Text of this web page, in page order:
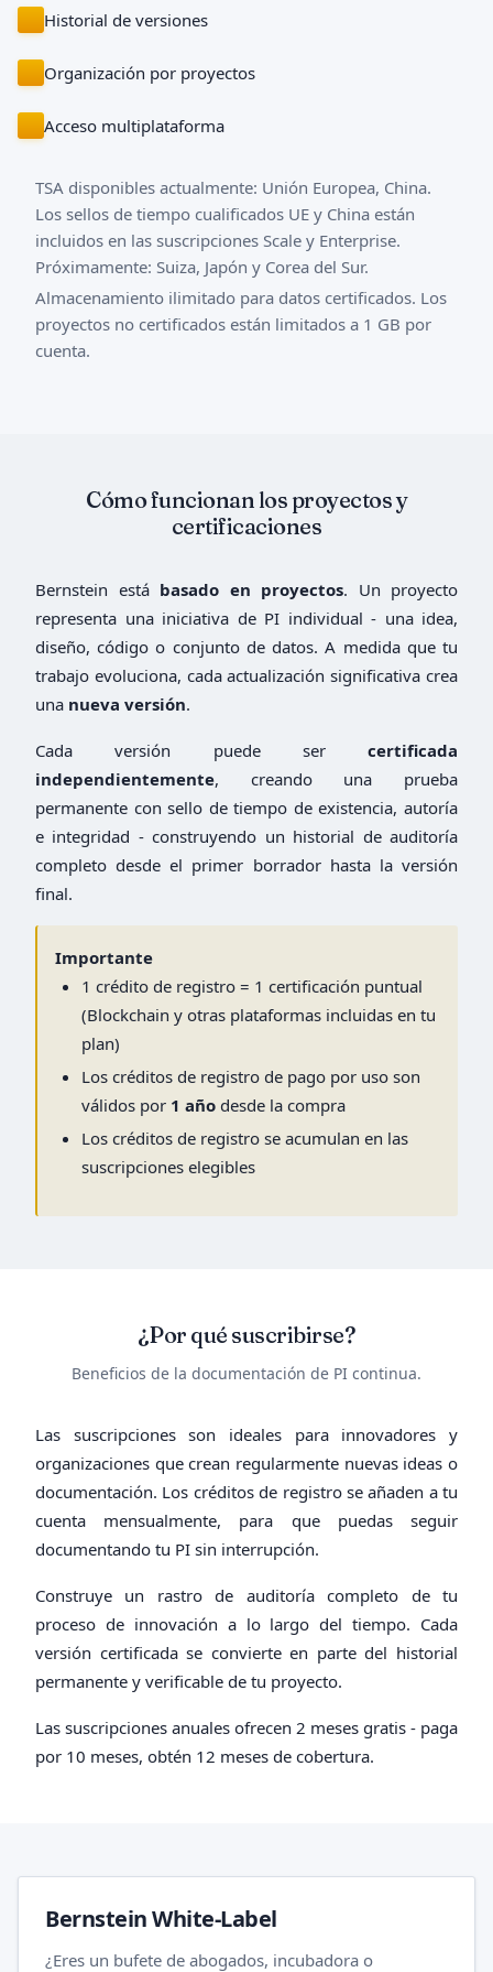
Historial de versiones
Organización por proyectos
Acceso multiplataforma
TSA disponibles actualmente: Unión Europea, China.
Los sellos de tiempo cualificados UE y China están
incluidos en las suscripciones Scale y Enterprise.
Próximamente: Suiza, Japón y Corea del Sur.
Almacenamiento ilimitado para datos certificados. Los
proyectos no certificados están limitados a 1 GB por
cuenta.
Cómo funcionan los proyectos y
certificaciones
Bernstein está basado en proyectos. Un proyecto
representa una iniciativa de PI individual - una idea,
diseño, código o conjunto de datos. A medida que tu
trabajo evoluciona, cada actualización significativa crea
una nueva versión.
Cada versión puede ser certificada
independientemente, creando una prueba
permanente con sello de tiempo de existencia, autoría
e integridad - construyendo un historial de auditoría
completo desde el primer borrador hasta la versión
final.
Importante
1 crédito de registro = 1 certificación puntual
(Blockchain y otras plataformas incluidas en tu
plan)
Los créditos de registro de pago por uso son
válidos por 1 año desde la compra
Los créditos de registro se acumulan en las
suscripciones elegibles
¿Por qué suscribirse?
Beneficios de la documentación de PI continua.
Las suscripciones son ideales para innovadores y
organizaciones que crean regularmente nuevas ideas o
documentación. Los créditos de registro se añaden a tu
cuenta mensualmente, para que puedas seguir
documentando tu PI sin interrupción.
Construye un rastro de auditoría completo de tu
proceso de innovación a lo largo del tiempo. Cada
versión certificada se convierte en parte del historial
permanente y verificable de tu proyecto.
Las suscripciones anuales ofrecen 2 meses gratis - paga
por 10 meses, obtén 12 meses de cobertura.
Bernstein White-Label
¿Eres un bufete de abogados, incubadora o